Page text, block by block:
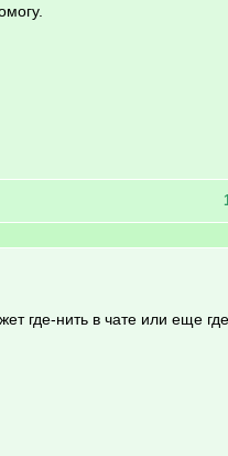
где-нить в чате или еще